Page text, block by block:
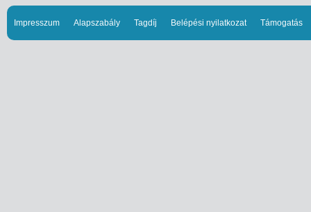
Impresszum Alapszabály Tagdíj Belépési nyilatkozat Támogatás